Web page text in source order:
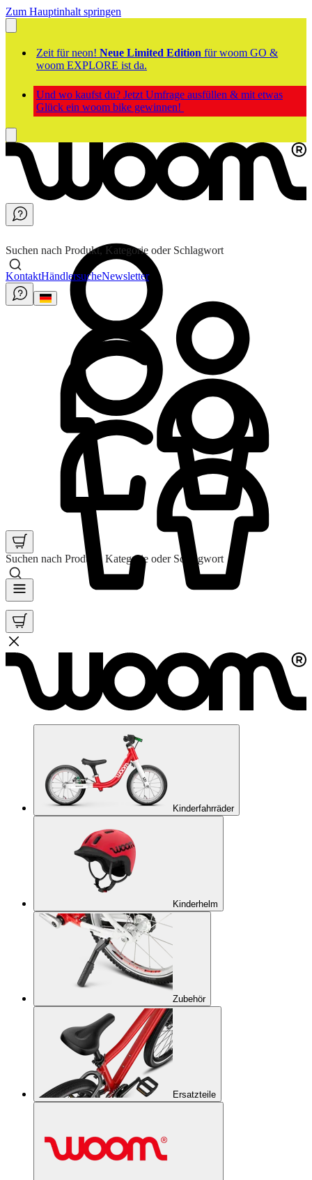
Zum Hauptinhalt springen
Zeit für neon! Neue Limited Edition für woom GO &
woom EXPLORE ist da.
Und wo kaufst du? Jetzt Umfrage ausfüllen & mit etwas
Glück ein woom bike gewinnen!
Suchen nach Produkt, Kategorie oder Schlagwort
Suchen nach Produkt, Kategorie oder Schlagwort
KontaktHändlersucheNewsletter
Kinderfahrräder
Kinderhelm
Zubehör
Ersatzteile